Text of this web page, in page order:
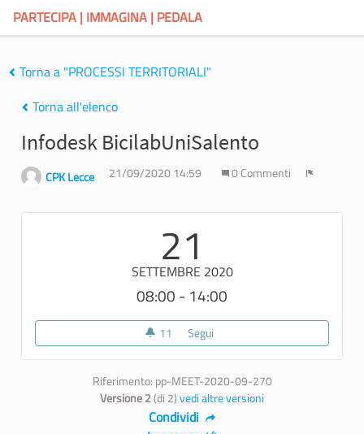
PARTECIPA | IMMAGINA | PEDALA
Torna a "PROCESSI TERRITORIALI"
Torna all'elenco
Infodesk BicilabUniSalento
CPK Lecce 21/09/2020 14:59 0 Commenti
21
SETTEMBRE 2020
08:00 - 14:00
11 11 sostenitori
Segui
Riferimento: pp-MEET-2020-09-270
Versione 2(di 2)vedi altre versioni
Condividi